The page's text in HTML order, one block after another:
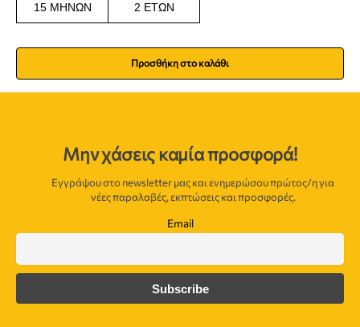
15 ΜΗΝΏΝ 2 ΕΤΏΝ
Προσθήκη στο καλάθι
Μην χάσεις καμία προσφορά!
Εγγράψου στο newsletter μας και ενημερώσου πρώτος/η για
νέες παραλαβές, εκπτώσεις και προσφορές.
Email